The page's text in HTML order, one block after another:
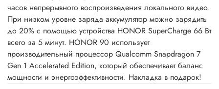
часов непрерывного воспроизведения локального видео.
При низком уровне заряда аккумулятор можно зарядить
до 20% с помощью устройства HONOR SuperCharge 66 Вт
всего за 5 минут. HONOR 90 использует
производительный процессор Qualcomm Snapdragon 7
Gen 1 Accelerated Edition, который обеспечивает баланс
мощности и энергоэффективности. Накладка в подарок!